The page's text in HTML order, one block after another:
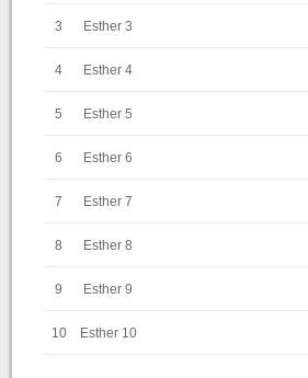
3 Esther 3
4 Esther 4
5 Esther 5
6 Esther 6
7 Esther 7
8 Esther 8
9 Esther 9
10 Esther 10